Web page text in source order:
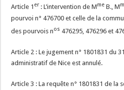
Article 1 er : L’intervention de Mme B., M
pourvoi n° 476700 et celle de la
des pourvois nos 476295, 476296 et
Article 2 : Le jugement n° 1801831 du
administratif de Nice est annulé.
Article 3 : La requête n° 1801831 de la